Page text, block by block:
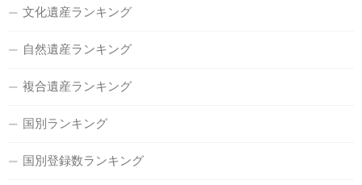
文化遺産ランキング
自然遺産ランキング
複合遺産ランキング
国別ランキング
国別登録数ランキング